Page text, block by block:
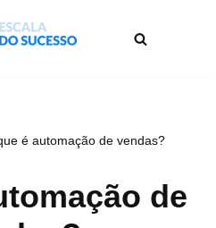
é automação de vendas?
de